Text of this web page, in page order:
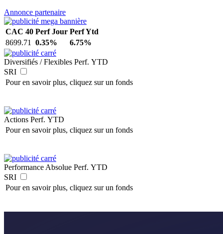
Annonce partenaire
CAC 40 Perf Jour Perf Ytd
8699.71
0.35% 6.75%
Diversifiés / Flexibles Perf. YTD
SRI
Pour en savoir plus, cliquez sur un fonds
Actions Perf. YTD
Pour en savoir plus, cliquez sur un fonds
Performance Absolue Perf. YTD
SRI
Pour en savoir plus, cliquez sur un fonds